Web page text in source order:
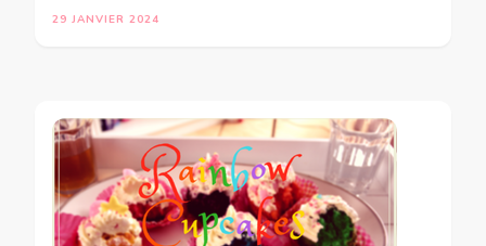
29 JANVIER 2024